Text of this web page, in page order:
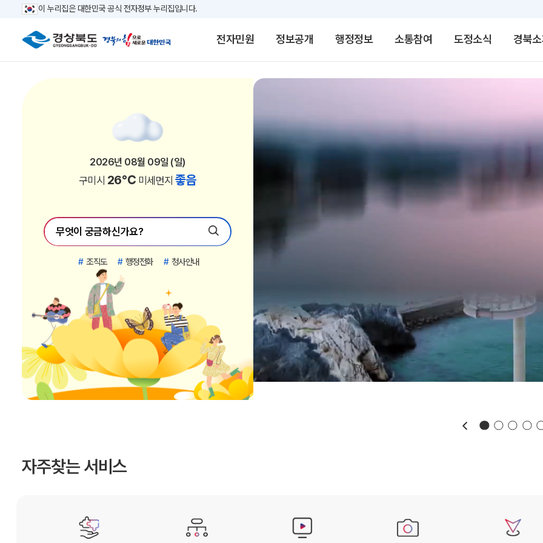
이 누리집은 대한민국 공식 전자정부 누리집입니다.
전자민원 정보공개 행정정보 소통참여 도정소식 경북
2026년 08월 09일 (일)
포항시 26℃ 미세먼지좋음
2026년 08월 09일 (일)
경주시 26℃ 미세먼지좋음
2026년 08월 09일 (일)
김천시 25℃ 미세먼지좋음
2026년 08월 09일 (일)
안동시 25℃ 미세먼지좋음
2026년 08월 09일 (일)
구미시 26℃ 미세먼지좋음
2026년 08월 09일 (일)
영주시 25℃ 미세먼지좋음
2026년 08월 09일 (일)
영천시 26℃ 미세먼지좋음
2026년 08월 09일 (일)
상주시 26℃ 미세먼지좋음
2026년 08월 09일 (일)
문경시 26℃ 미세먼지좋음
2026년 08월 09일 (일)
경산시 26℃ 미세먼지좋음
2026년 08월 09일 (일)
의성군 24℃ 미세먼지좋음
2026년 08월 09일 (일)
청송군 24℃ 미세먼지좋음
2026년 08월 09일 (일)
영양군21℃미세먼지 좋음
2026년 08월 09일 (일)
영덕군 25℃ 미세먼지좋음
2026년 08월 09일 (일)
청도군 25℃ 미세먼지좋음
2026년 08월 09일 (일)
고령군 25℃ 미세먼지좋음
2026년 08월 09일 (일)
성주군 25℃ 미세먼지좋음
2026년 08월 09일 (일)
칠곡군 26℃ 미세먼지좋음
2026년 08월 09일 (일)
봉화군 24℃ 미세먼지좋음
2026년 08월 09일 (일)
예천군 26℃ 미세먼지좋음
2026년 08월 09일 (일)
울진군 25℃ 미세먼지좋음
2026년 08월 09일 (일)
울릉군 26℃ 미세먼지좋음
# 조직도 # 행정전화 # 청사안내
자주찾는 서비스